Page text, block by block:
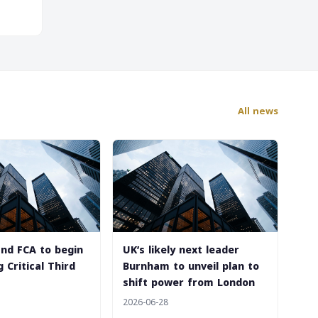
All news
FCA to begin
Critical Third
UK’s likely next leader
Burnham to unveil plan to
shift power from London
2026-06-28